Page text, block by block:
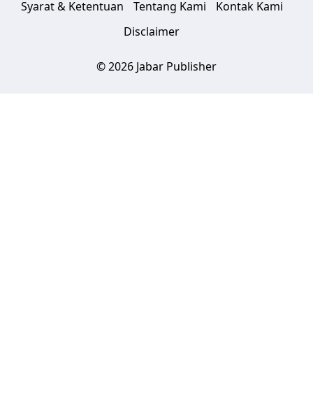
Syarat & Ketentuan
Tentang Kami
Kontak Kami
Disclaimer
© 2026 Jabar Publisher